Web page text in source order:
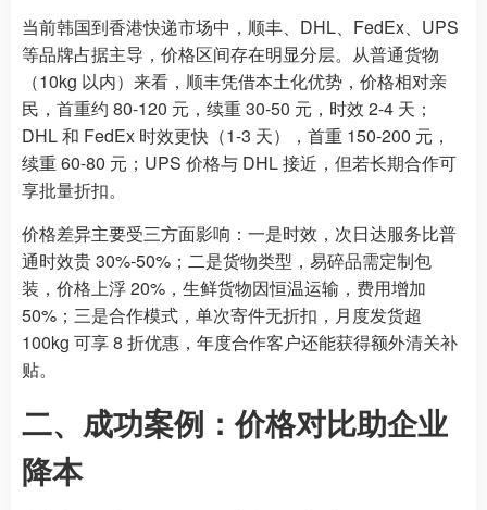
当前韩国到香港快递市场中，顺丰、DHL、FedEx、UPS
等品牌占据主导，价格区间存在明显分层。从普通货物
（10kg 以内）来看，顺丰凭借本土化优势，价格相对亲
民，首重约 80-120 元，续重 30-50 元，时效 2-4 天；
DHL 和 FedEx 时效更快（1-3 天），首重 150-200 元，
续重 60-80 元；UPS 价格与 DHL 接近，但若长期合作可
享批量折扣。
价格差异主要受三方面影响：一是时效，次日达服务比普
通时效贵 30%-50%；二是货物类型，易碎品需定制包
装，价格上浮 20%，生鲜货物因恒温运输，费用增加
50%；三是合作模式，单次寄件无折扣，月度发货超
100kg 可享 8 折优惠，年度合作客户还能获得额外清关补
贴。
二、成功案例：价格对比助企业
降本